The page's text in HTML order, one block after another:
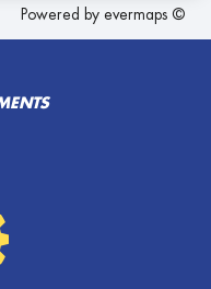
Powered by evermaps ©